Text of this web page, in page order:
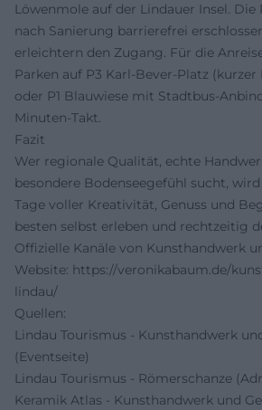
Löwenmole auf der Lindauer Insel. Die
nach Sanierung barrierefrei
erleichtern den Zugang. Für die
Parken auf P3 Karl-Bever-Platz (kurzer
oder P1 Blauwiese mit Stadtbus-
Minuten-Takt.
Fazit
Wer regionale Qualität, echte
besondere Bodenseegefühl sucht,
Tage voller Kreativität, Genuss und
besten selbst erleben und rechtzeitig
Offizielle Kanäle von Kunsthandwerk
Website: https://veronikabaum.de/
lindau/
Quellen:
Lindau Tourismus - Kunsthandwerk
(Eventseite)
Lindau Tourismus - Römerschanze
Keramik Atlas - Kunsthandwerk und